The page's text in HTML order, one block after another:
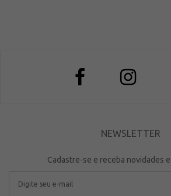
NEWSLETTER
Cadastre-se e receba novidades